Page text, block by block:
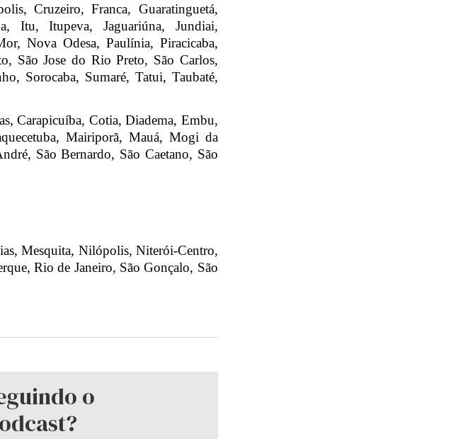
Cruzeiro, Franca, Guaratinguetá,
Itu, Itupeva, Jaguariúna, Jundiai,
Nova Odesa, Paulínia, Piracicaba,
São Jose do Rio Preto, São Carlos,
Sorocaba, Sumaré, Tatui, Taubaté,
Carapicuíba, Cotia, Diadema, Embu,
Mairiporã, Mauá, Mogi da
São Bernardo, São Caetano, São
Mesquita, Nilópolis, Niterói-Centro,
Rio de Janeiro, São Gonçalo, São
o